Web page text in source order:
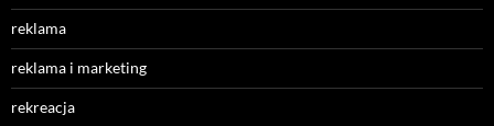
reklama
reklama i marketing
rekreacja